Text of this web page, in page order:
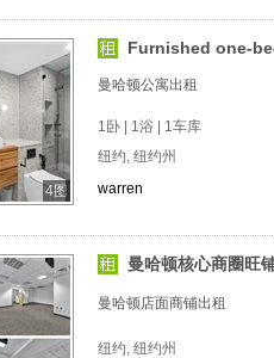
4图
Furnished one-
曼哈顿公寓出租
1卧 | 1浴 | 1车库
纽约, 纽约州
warren
曼哈顿核心商圈旺
曼哈顿店面商铺出租
纽约, 纽约州